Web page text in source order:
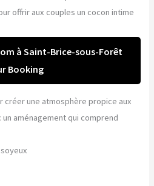
offrir aux couples un cocon intime
à Saint-Brice-sous-Forêt
Booking
créer une atmosphère propice aux
aménagement qui comprend